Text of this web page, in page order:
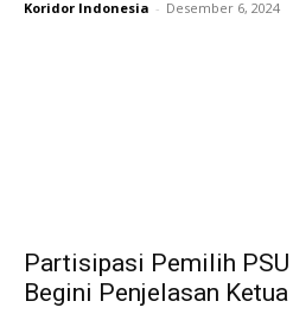
Koridor Indonesia - Desember 6, 2024
Partisipasi Pemilih
Begini Penjelasan